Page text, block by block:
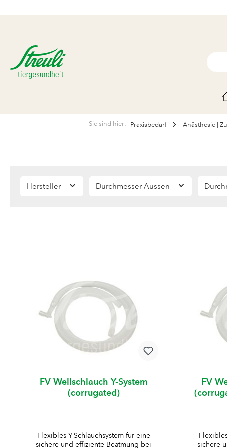
Sie sind hier: Praxisbedarf Anästhesie |
Hersteller Durchmesser Aussen
FV Wellschlauch Y-System
(corrugated)
Flexibles Y-Schlauchsystem für eine
sichere und effiziente Beatmung bei
FV
sichere